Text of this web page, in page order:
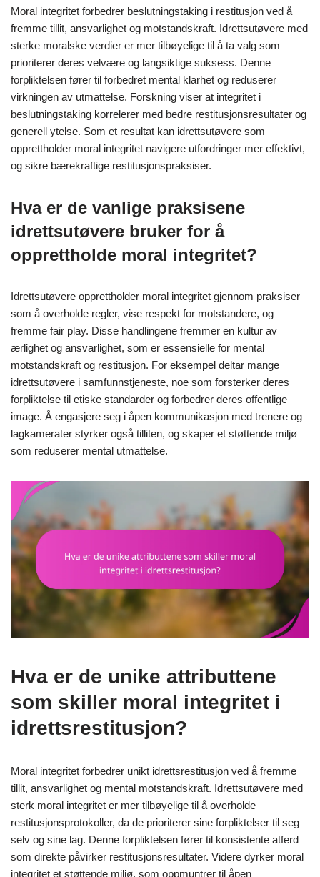
Moral integritet forbedrer beslutningstaking i restitusjon ved å
fremme tillit, ansvarlighet og motstandskraft. Idrettsutøvere med
sterke moralske verdier er mer tilbøyelige til å ta valg som
prioriterer deres velvære og langsiktige suksess. Denne
forpliktelsen fører til forbedret mental klarhet og reduserer
virkningen av utmattelse. Forskning viser at integritet i
beslutningstaking korrelerer med bedre restitusjonsresultater og
generell ytelse. Som et resultat kan idrettsutøvere som
opprettholder moral integritet navigere utfordringer mer effektivt,
og sikre bærekraftige restitusjonspraksiser.
Hva er de vanlige praksisene
idrettsutøvere bruker for å
opprettholde moral integritet?
Idrettsutøvere opprettholder moral integritet gjennom praksiser
som å overholde regler, vise respekt for motstandere, og
fremme fair play. Disse handlingene fremmer en kultur av
ærlighet og ansvarlighet, som er essensielle for mental
motstandskraft og restitusjon. For eksempel deltar mange
idrettsutøvere i samfunnstjeneste, noe som forsterker deres
forpliktelse til etiske standarder og forbedrer deres offentlige
image. Å engasjere seg i åpen kommunikasjon med trenere og
lagkamerater styrker også tilliten, og skaper et støttende miljø
som reduserer mental utmattelse.
Hva er de unike attributtene
som skiller moral integritet i
idrettsrestitusjon?
Moral integritet forbedrer unikt idrettsrestitusjon ved å fremme
tillit, ansvarlighet og mental motstandskraft. Idrettsutøvere med
sterk moral integritet er mer tilbøyelige til å overholde
restitusjonsprotokoller, da de prioriterer sine forpliktelser til seg
selv og sine lag. Denne forpliktelsen fører til konsistente atferd
som direkte påvirker restitusjonsresultater. Videre dyrker moral
integritet et støttende miljø, som oppmuntrer til åpen